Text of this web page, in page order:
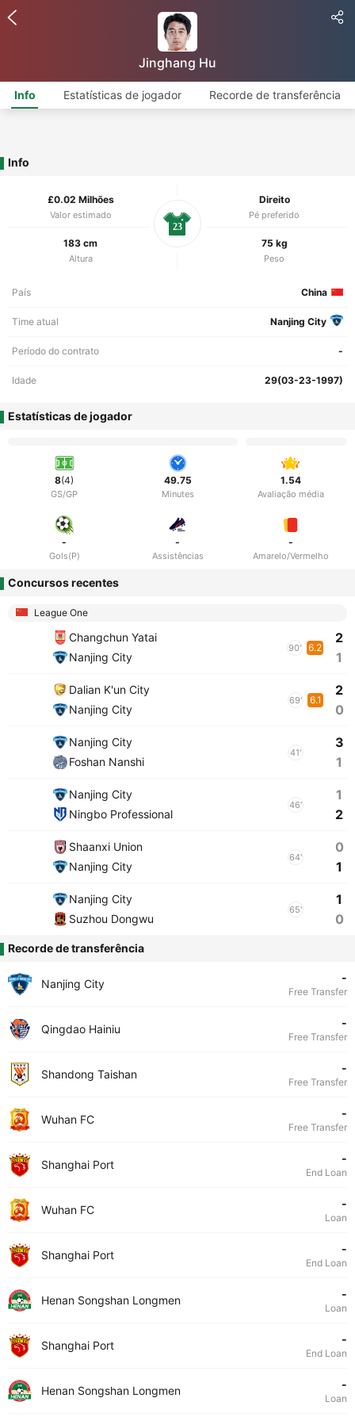
Jinghang Hu
Info Estatísticas de jogador Recorde de transferência
Info
£0.02 Milhões
Valor estimado
Direito
Pé preferido
183 cm
Altura
75 kg
Peso
23
País China
Time atual Nanjing City
Período do contrato -
Idade 29(03-23-1997)
Estatísticas de jogador
8(4)
GS/GP
49.75
Minutes
1.54
Avaliação média
-
Gols(P)
-
Assistências
-
Amarelo/Vermelho
Concursos recentes
League One
Changchun Yatai
Nanjing City
90' 6.2
2
1
Dalian K'un City
Nanjing City
69' 6.1
2
0
Nanjing City
Foshan Nanshi
41'
3
1
Nanjing City
Ningbo Professional
46'
1
2
Shaanxi Union
Nanjing City
64'
0
1
Nanjing City
Suzhou Dongwu
65'
1
0
Recorde de transferência
Nanjing City -
Free Transfer
Qingdao Hainiu -
Free Transfer
Shandong Taishan -
Free Transfer
Wuhan FC -
Free Transfer
Shanghai Port -
End Loan
Wuhan FC -
Loan
Shanghai Port -
End Loan
Henan Songshan Longmen -
Loan
Shanghai Port -
End Loan
Henan Songshan Longmen -
Loan